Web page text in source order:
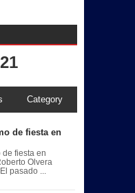
Category
de fiesta en
de fiesta en
Olvera
...